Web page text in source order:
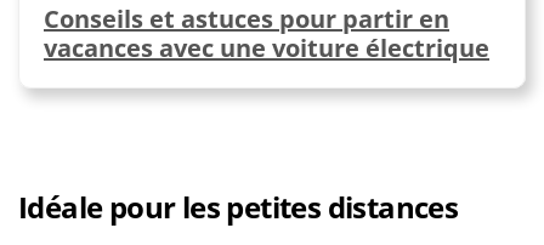
Conseils et astuces pour partir en
vacances avec une voiture électrique
Idéale pour les petites distances